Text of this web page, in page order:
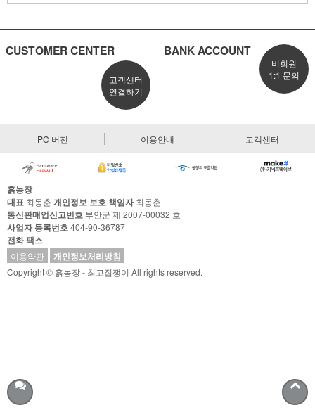
CUSTOMER CENTER
고객센터
연결하기
BANK ACCOUNT
비회원
1:1 문의
PC 버전 이용안내 고객센터
흙농장
대표 최동춘 개인정보 보호 책임자최동춘
통신판매업신고번호 부안군 제 2007-00032 호
사업자 등록번호404-90-36787
전화팩스
이용약관 개인정보처리방침
Copyright © 흙농장 - 최고집쟁이 All rights reserved.